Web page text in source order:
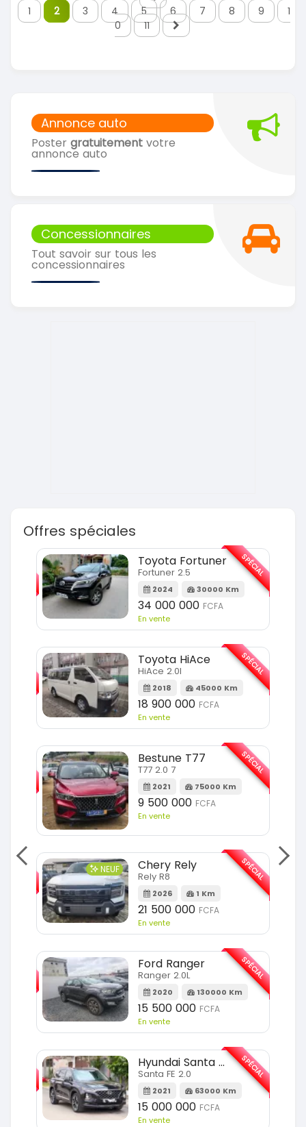
Annonce auto
Poster gratuitement votre
annonce auto
Concessionnaires
Tout savoir sur tous les
concessionnaires
Offres spéciales
SPÉCIAL
Toyota Fortuner
Fortuner 2.5
2024 30000 Km
34 000 000 FCFA
En vente
SPÉCIAL
Toyota HiAce
HiAce 2.0l
2018 45000 Km
18 900 000 FCFA
En vente
SPÉCIAL
Bestune T77
T77 2.0 7
2021 75000 Km
9 500 000 FCFA
En vente
SPÉCIAL
NEUF Chery Rely
Rely R8
2026 1 Km
21 500 000 FCFA
En vente
SPÉCIAL
Ford Ranger
Ranger 2.0L
2020 130000 Km
15 500 000 FCFA
En vente
SPÉCIAL
Hyundai Santa FE
Santa FE 2.0
2021 63000 Km
15 000 000 FCFA
En vente
SPÉCIAL
1 2 3 4 5 6 7 8 9
1
0
11